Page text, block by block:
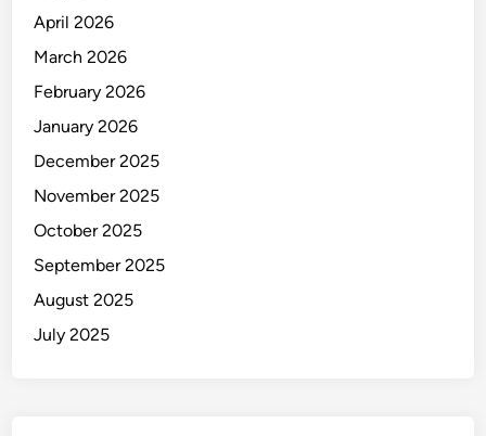
April 2026
March 2026
February 2026
January 2026
December 2025
November 2025
October 2025
September 2025
August 2025
July 2025